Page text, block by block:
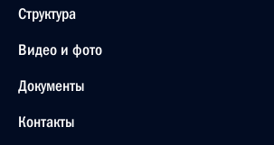
Структура
Видео и фото
Документы
Контакты